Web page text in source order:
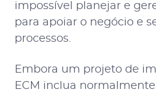
impossível planejar e
para apoiar o negócio e
processos.
Embora um projeto de
ECM inclua